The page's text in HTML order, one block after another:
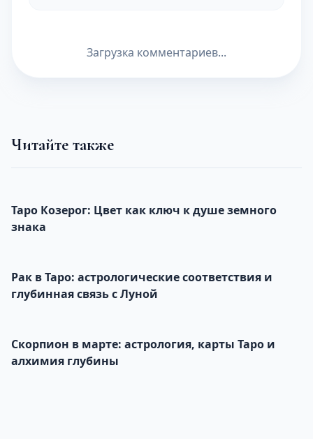
Загрузка комментариев...
Читайте также
Таро Козерог: Цвет как ключ к душе земного
знака
Рак в Таро: астрологические соответствия и
глубинная связь с Луной
Скорпион в марте: астрология, карты Таро и
алхимия глубины